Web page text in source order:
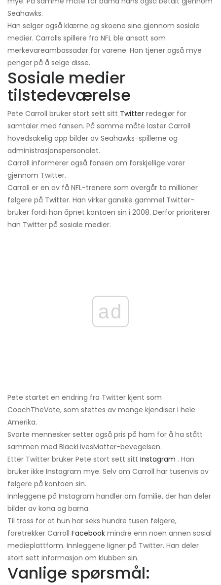
Seahawks.
Han selger også klærne og skoene sine gjennom sosiale
medier. Carrolls spillere fra NFL ble ansatt som
merkevareambassadør for varene. Han tjener også mye
penger på å selge disse.
Sosiale medier
tilstedeværelse
Pete Carroll bruker stort sett sitt Twitter redegjør for
samtaler med fansen. På samme måte laster Carroll
hovedsakelig opp bilder av Seahawks-spillerne og
administrasjonspersonalet.
Carroll informerer også fansen om forskjellige varer
gjennom Twitter.
Carroll er en av få NFL-trenere som overgår to millioner
følgere på Twitter. Han virker ganske gammel Twitter-
bruker fordi han åpnet kontoen sin i 2008. Derfor prioriterer
han Twitter på sosiale medier.
ad
Pete startet en endring fra Twitter kjent som
CoachTheVote, som støttes av mange kjendiser i hele
Amerika.
Svarte mennesker setter også pris på ham for å ha stått
sammen med BlackLivesMatter-bevegelsen.
Etter Twitter bruker Pete stort sett sitt Instagram . Han
bruker ikke Instagram mye. Selv om Carroll har tusenvis av
følgere på kontoen sin.
Innleggene på Instagram handler om familie, der han deler
bilder av kona og barna.
Til tross for at hun har seks hundre tusen følgere,
foretrekker Carroll Facebook mindre enn noen annen sosial
medieplattform. Innleggene ligner på Twitter. Han deler
stort sett informasjon om klubben sin.
Vanlige spørsmål: